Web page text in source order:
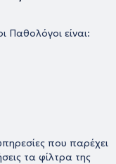
Παθολόγοι είναι:
που παρέχει
τα φίλτρα της